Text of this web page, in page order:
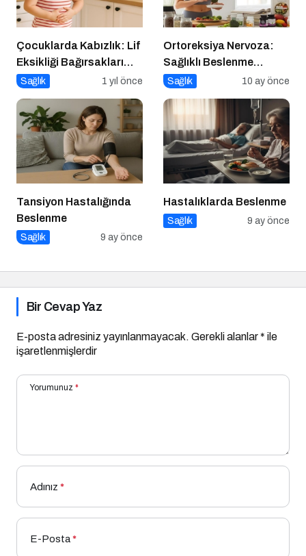
Çocuklarda Kabızlık: Lif
Eksikliği Bağırsakları
Nasıl Yavaşlatır?
Sağlık 1 yıl önce
Ortoreksiya Nervoza:
Sağlıklı Beslenme
Takıntısı
Sağlık 10 ay önce
Tansiyon Hastalığında
Beslenme
Sağlık 9 ay önce
Hastalıklarda Beslenme
Sağlık 9 ay önce
Bir Cevap Yaz
E-posta adresiniz yayınlanmayacak. Gerekli alanlar* ile
işaretlenmişlerdir
Yorumunuz *
Adınız *
E-Posta*